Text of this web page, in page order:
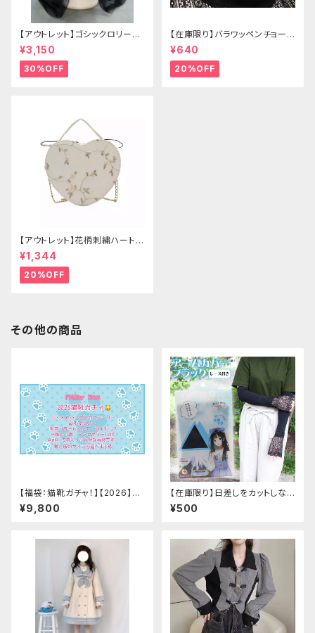
【アウトレット】ゴシックロリータ
ゴールドクラウン＆ホーン(ヴェ
ール付き)
¥3,150
30%OFF
【在庫限り】バラワッペンチョーカ
ー
¥640
20%OFF
【アウトレット】花柄刺繍ハートバ
ッグ
¥1,344
20%OFF
その他の商品
【福袋：猫靴ガチャ！】【2026】Mi
lky Rag 福袋
¥9,800
【在庫限り】日差しをカットしな
がら手元もオシャレに♪ UVア
ームカバー ブラック レース
¥500